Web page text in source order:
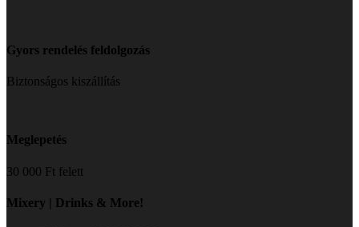
Gyors rendelés feldolgozás
Biztonságos kiszállítás
Meglepetés
30 000 Ft felett
Mixery | Drinks & More!